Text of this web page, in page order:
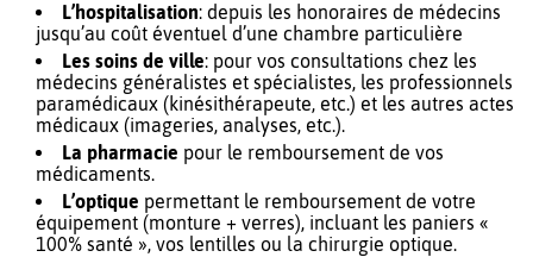
L’hospitalisation: depuis les honoraires de médecins
jusqu’au coût éventuel d’une chambre particulière
Les soins de ville: pour vos consultations chez les
médecins généralistes et spécialistes, les professionnels
paramédicaux (kinésithérapeute, etc.) et les autres actes
médicaux (imageries, analyses, etc.).
La pharmacie pour le remboursement de vos
médicaments.
L’optique permettant le remboursement de votre
équipement (monture + verres), incluant les paniers «
100% santé », vos lentilles ou la chirurgie optique.